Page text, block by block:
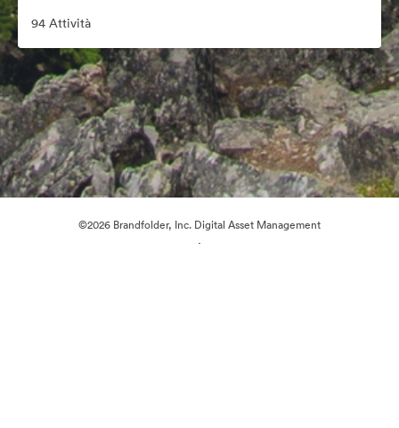
94 Attività
©2026 Brandfolder, Inc. Digital Asset Management
·